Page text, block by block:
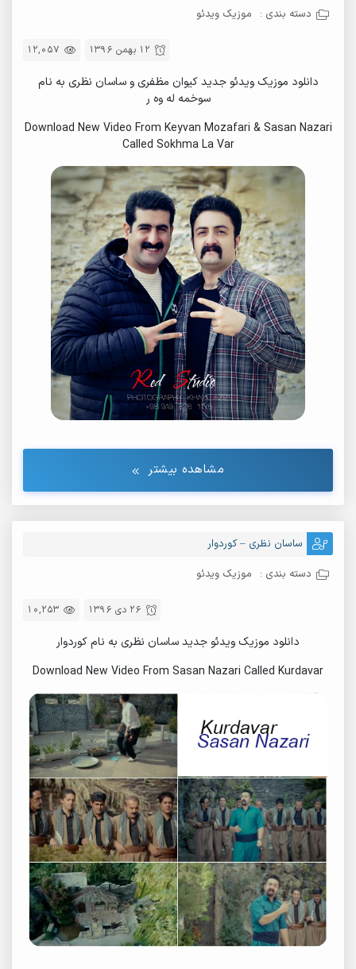
دسته بندی : موزیک ویدئو
12,057 12 بهمن 1396
دانلود موزیک ویدئو جدید کیوان مظفری و ساسان نظری به نام
سوخمه له وه ر
Download New Video From Keyvan Mozafari & Sasan Nazari
Called Sokhma La Var
مشاهده بیشتر
ساسان نظری – کوردوار
دسته بندی : موزیک ویدئو
10,253 26 دی 1396
دانلود موزیک ویدئو جدید ساسان نظری به نام کوردوار
Download New Video From Sasan Nazari Called Kurdavar